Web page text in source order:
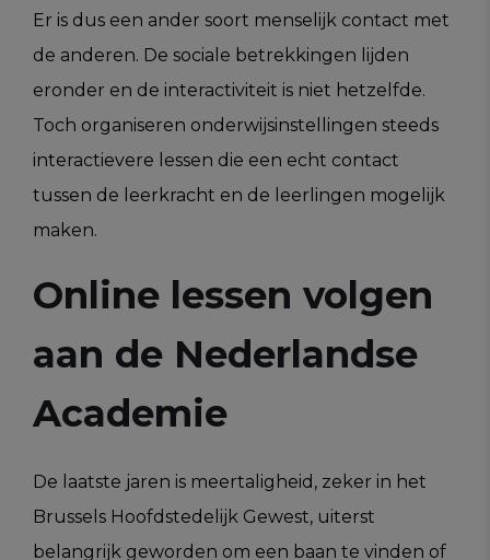
Er is dus een ander soort menselijk contact met
de anderen. De sociale betrekkingen lijden
eronder en de interactiviteit is niet hetzelfde.
Toch organiseren onderwijsinstellingen steeds
interactievere lessen die een echt contact
tussen de leerkracht en de leerlingen mogelijk
maken.
Online lessen volgen
aan de Nederlandse
Academie
De laatste jaren is meertaligheid, zeker in het
Brussels Hoofdstedelijk Gewest, uiterst
belangrijk geworden om een baan te vinden of